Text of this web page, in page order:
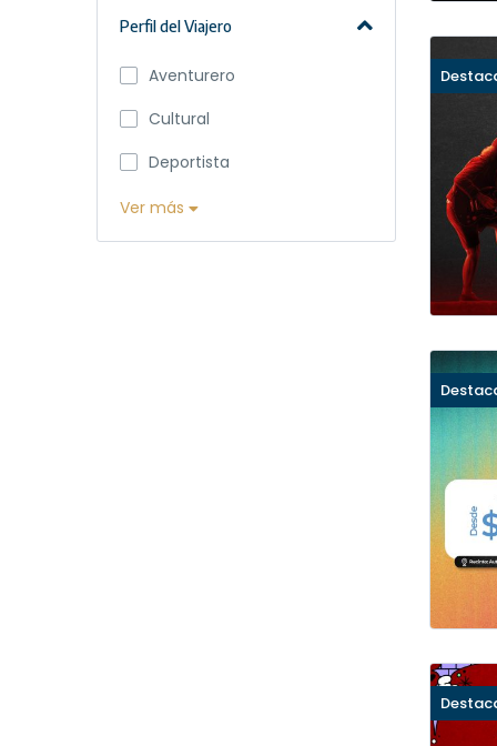
Perfil del Viajero
Aventurero
Cultural
Deportista
Ver más